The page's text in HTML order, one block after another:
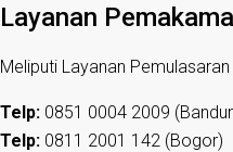
Layanan
Meliputi Layanan
Telp: 0851 0004 2009
Telp: 0811 2001 142 (Bogor)